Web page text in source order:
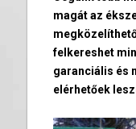
magát az
felkereshet
garanciális és
elérhetőek